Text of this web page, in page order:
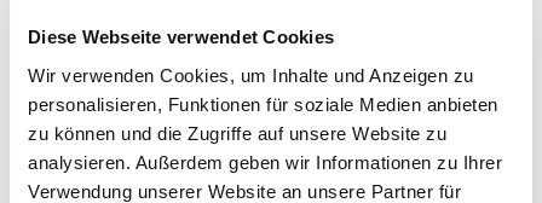
Diese Webseite verwendet Cookies
Wir verwenden Cookies, um Inhalte und Anzeigen zu
personalisieren, Funktionen für soziale Medien anbieten
zu können und die Zugriffe auf unsere Website zu
analysieren. Außerdem geben wir Informationen zu Ihrer
Verwendung unserer Website an unsere Partner für